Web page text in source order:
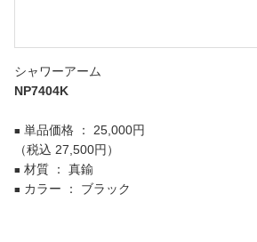
シャワーアーム
NP7404K
■ 単品価格 ： 25,000円
（税込 27,500円）
■ 材質 ： 真鍮
■ カラー ： ブラック